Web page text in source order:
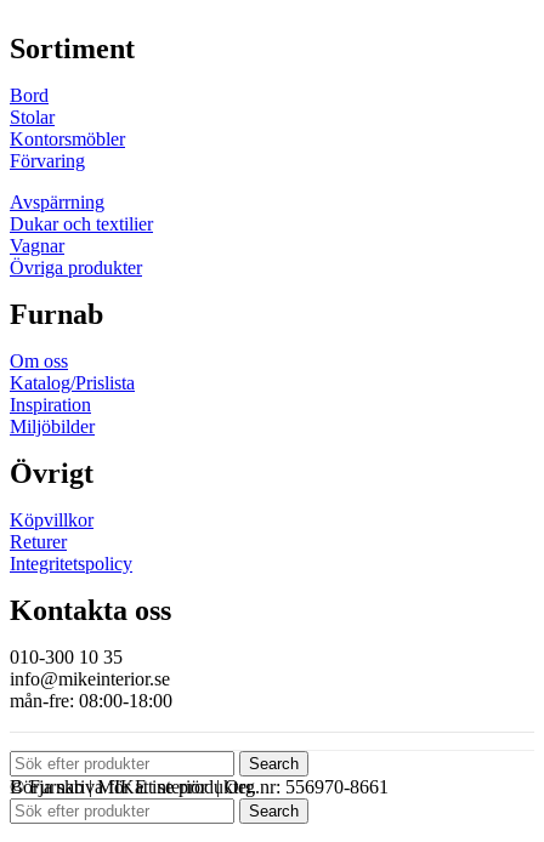
Sortiment
Bord
Stolar
Kontorsmöbler
Förvaring
Avspärrning
Dukar och textilier
Vagnar
Övriga produkter
Furnab
Om oss
Katalog/Prislista
Inspiration
Miljöbilder
Övrigt
Köpvillkor
Returer
Integritetspolicy
Kontakta oss
010-300 10 35
info@mikeinterior.se
mån-fre: 08:00-18:00
© Furnab | MIKE interiör | Org.nr: 556970-8661
Search
Börja skriva för att se produkter.
Search